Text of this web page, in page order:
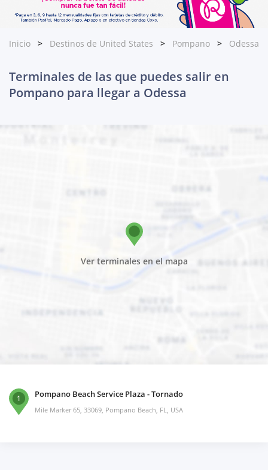
Inicio Destinos de United States Pompano Odessa
Terminales de las que puedes salir en
Pompano para llegar a Odessa
Ver terminales en el mapa
1 Pompano Beach Service Plaza - Tornado
Mile Marker 65, 33069, Pompano Beach, FL, USA